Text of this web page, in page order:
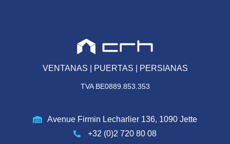
VENTANAS | PUERTAS | PERSIANAS
TVA BE0889.853.353
Avenue Firmin Lecharlier 136, 1090 Jette
+32 (0)2 720 80 08